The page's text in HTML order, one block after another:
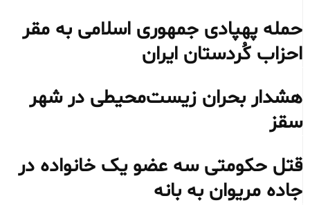
حمله پهپادی جمهوری اسلامی به مقر
احزاب کُردستان ایران
هشدار بحران زیست‌محیطی در شهر
سقز
قتل حکومتی سه عضو یک خانواده در
جاده مریوان به بانه